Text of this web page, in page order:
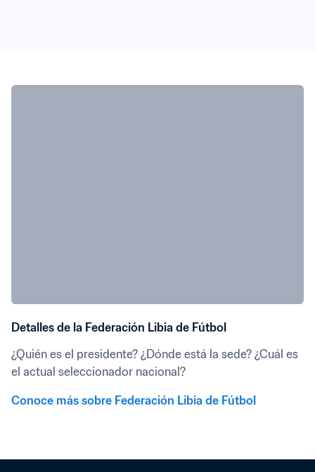
Detalles de la Federación Libia de Fútbol
¿Quién es el presidente? ¿Dónde está la sede? ¿Cuál es
el actual seleccionador nacional?
Conoce más sobre Federación Libia de Fútbol